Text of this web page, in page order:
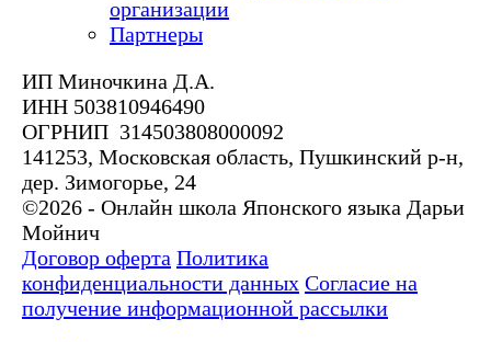
организации
Партнеры
ИП Миночкина Д.А.
ИНН 503810946490
ОГРНИП 314503808000092
141253, Московская область, Пушкинский р-н,
дер. Зимогорье, 24
©2026 - Онлайн школа Японского языка Дарьи
Мойнич
Договор оферта Политика
конфиденциальности данных Согласие на
получение информационной рассылки